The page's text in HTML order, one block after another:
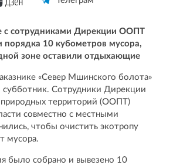
с сотрудниками Дирекции ООПТ
порядка 10 кубометров мусора,
зоне оставили отдыхающие
«Север Мшинского болота»
Сотрудники Дирекции
территорий (ООПТ)
совместно с местными
чтобы очистить экотропу
мусора.
было собрано и вывезено 10